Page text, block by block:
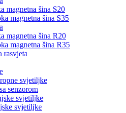
magnetna šina S20
magnetna šina S35
magnetna šina R20
magnetna šina R35
rasvjeta
svjetiljke
senzorom
svjetiljke
svjetiljke